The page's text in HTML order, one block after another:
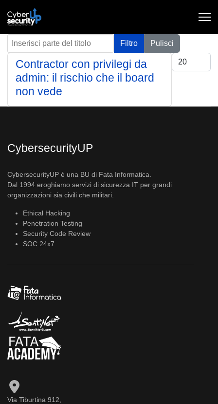
Inserisci parte del titolo Filtro
Pulisci
Visualizza #
Contractor con privilegi da
admin: il rischio che il board
non vede
CybersecurityUP
CybersecurityUP è una BU di Fata Informatica.
Dal 1994 eroghiamo servizi di sicurezza IT per grandi
organizzazioni sia civili che militari.
Ethical Hacking
Penetration Testing
Security Code Review
SOC 24x7
Via Tiburtina 912,